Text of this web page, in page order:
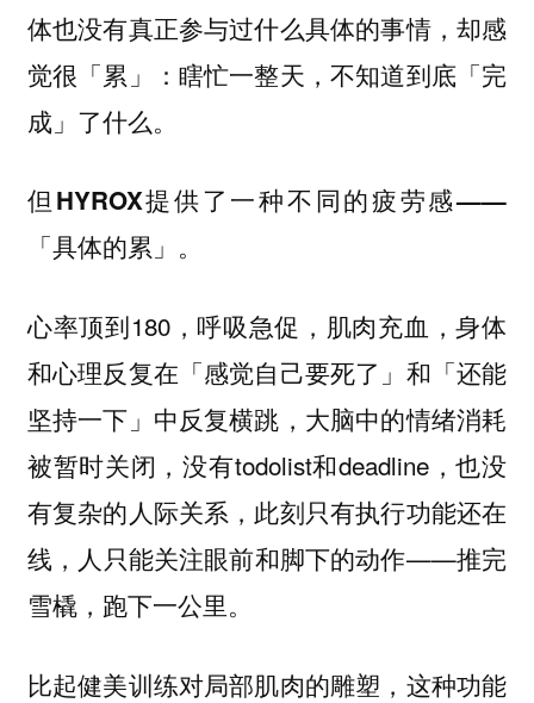
体也没有真正参与过什么具体的事情，却感
觉很「累」：瞎忙一整天，不知道到底「完
成」了什么。
但HYROX提供了一种不同的疲劳感——
「具体的累」。
心率顶到180，呼吸急促，肌肉充血，身体
和心理反复在「感觉自己要死了」和「还能
坚持一下」中反复横跳，大脑中的情绪消耗
被暂时关闭，没有todolist和deadline，也没
有复杂的人际关系，此刻只有执行功能还在
线，人只能关注眼前和脚下的动作——推完
雪橇，跑下一公里。
比起健美训练对局部肌肉的雕塑，这种功能